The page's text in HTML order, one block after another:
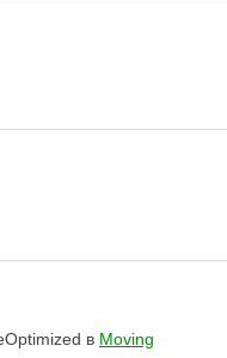
в Moving